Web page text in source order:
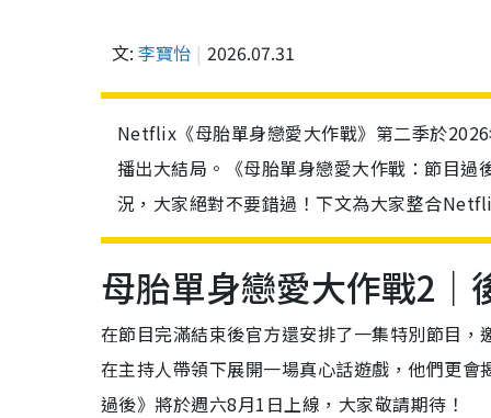
文: 李寶怡 2026.07.31
Netflix《母胎單身戀愛大作戰》第二季於
播出大結局。《母胎單身戀愛大作戰：節目
況，大家絕對不要錯過！下文為大家整合
母胎單身戀愛大作戰2｜
在節目完滿結束後官方還安排了一集特別節目
在主持人帶領下展開一場真心話遊戲，他們更
過後》將於週六8月1日上線，大家敬請期待！